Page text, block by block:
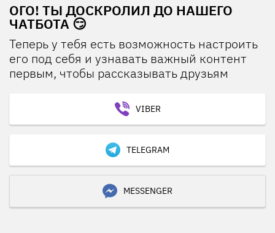
ОГО! ТЫ ДОСКРОЛИЛ ДО НАШЕГО
ЧАТБОТА 😏
Теперь у тебя есть возможность настроить
его под себя и узнавать важный контент
первым, чтобы рассказывать друзьям
VIBER
TELEGRAM
MESSENGER